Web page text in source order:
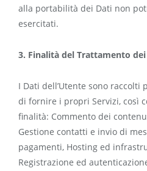
alla portabilità dei Dati non
esercitati.
3. Finalità del Trattamento
I Dati dell’Utente sono raccolti
di fornire i propri Servizi, così
finalità: Commento dei
Gestione contatti e invio di
pagamenti, Hosting ed
Registrazione ed